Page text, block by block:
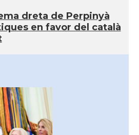
dreta de Perpinyà
en favor del català